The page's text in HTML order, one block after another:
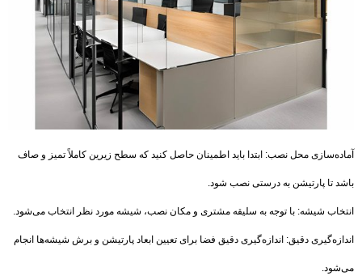
آماده‌سازی محل نصب: ابتدا باید اطمینان حاصل کنید که سطح زیرین کاملاً تمیز و صاف
باشد تا پارتیشن به درستی نصب شود.
انتخاب شیشه: با توجه به سلیقه مشتری و مکان نصب، شیشه مورد نظر انتخاب می‌شود.
اندازه‌گیری دقیق: اندازه‌گیری دقیق فضا برای تعیین ابعاد پارتیشن و برش شیشه‌ها انجام
می‌شود.